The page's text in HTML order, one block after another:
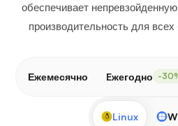
обеспечивает
производительность для
Ежемесячно Eжегодно -
Linux